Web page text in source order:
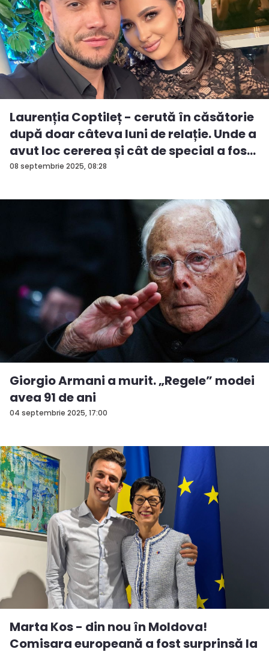
08 septembrie 2025, 08:28
Laurenția Coptileț - cerută în căsătorie
după doar câteva luni de relație. Unde a
avut loc cererea și cât de special a fos...
04 septembrie 2025, 17:00
Giorgio Armani a murit. „Regele” modei
avea 91 de ani
Marta Kos - din nou în Moldova!
Comisara europeană a fost surprinsă la